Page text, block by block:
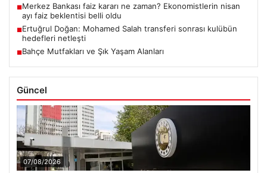
■Merkez Bankası faiz kararı ne zaman? Ekonomistlerin nisan
ayı faiz beklentisi belli oldu
■Ertuğrul Doğan: Mohamed Salah transferi sonrası kulübün
hedefleri netleşti
■Bahçe Mutfakları ve Şık Yaşam Alanları
Güncel
07/08/2026